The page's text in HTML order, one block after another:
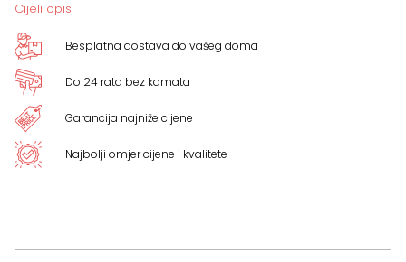
Cijeli opis
Besplatna dostava do vašeg doma
Do 24 rata bez kamata
Garancija najniže cijene
Najbolji omjer cijene i kvalitete